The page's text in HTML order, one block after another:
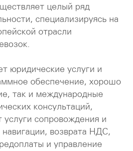
целый ряд
специализируясь на
отрасли
юридические услуги и
обеспечение, хорошо
так и международные
консультаций,
услуги сопровождения и
возврата НДС,
и управление